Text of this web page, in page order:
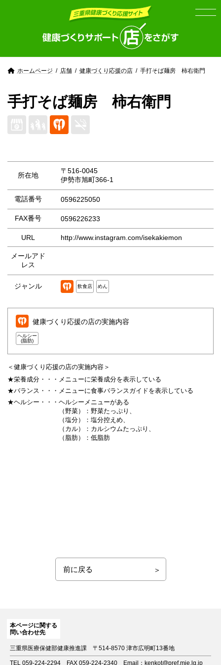
ホームページ 店舗 健康づくり応援の店 手打そば麺房 柿右衛門
手打そば麺房 柿右衛門
所在地
〒516-0045
伊勢市旭町366-1
電話番号 0596225050
FAX番号 0596226233
URL http://www.instagram.com/isekakiemon
メールアド
レス
ジャンル 飲食店 めん
健康づくり応援の店の実施内容
ヘルシー
(脂肪)
＜健康づくり応援の店の実施内容＞
★栄養成分・・・ メニューに栄養成分を表示している
★バランス・・・ メニューに食事バランスガイドを表示している
★ヘルシー・・・ ヘルシーメニューがある
（野菜）：野菜たっぷり、
（塩分）：塩分控えめ、
（カル）：カルシウムたっぷり、
（脂肪）：低脂肪
前に戻る
本ページに関する
問い合わせ先
三重県医療保健部健康推進課 〒514-8570 津市広明町13番地
TEL 059-224-2294 FAX 059-224-2340 Email：kenkot@pref.mie.lg.jp